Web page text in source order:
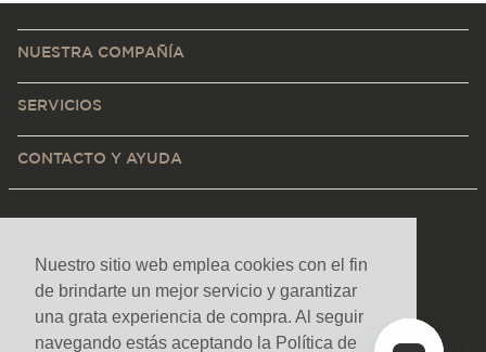
Nuestro sitio web emplea cookies con el fin
de brindarte un mejor servicio y garantizar
una grata experiencia de compra. Al seguir
navegando estás aceptando la Política de
NUESTRA COMPAÑÍA
SERVICIOS
CONTACTO Y AYUDA